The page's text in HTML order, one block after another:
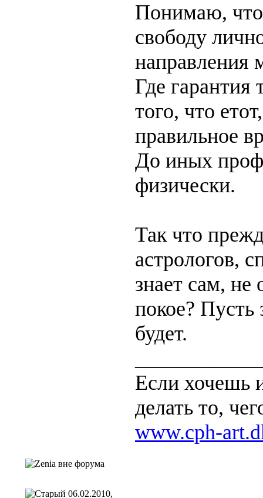
Понимаю, что
свободу
направления
Где гарантия
того, что
правильное
До иных
физически.
Так что
астрологов,
знает сам, не
покое? Пусть
будет.
Если хочешь
делать то,
www.cph-
06.02.2010,